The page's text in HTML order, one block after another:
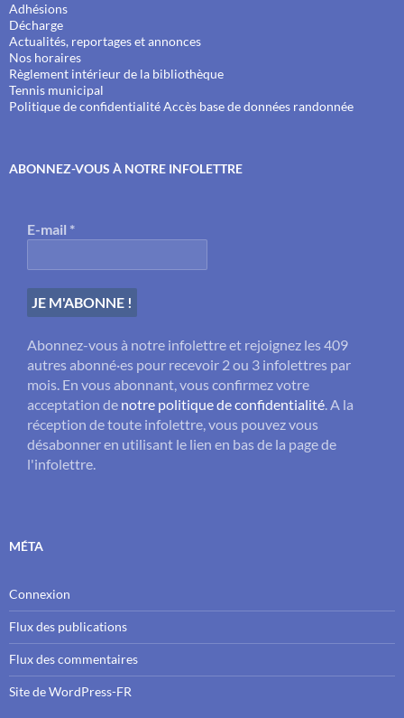
Adhésions
Décharge
Actualités, reportages et annonces
Nos horaires
Règlement intérieur de la bibliothèque
Tennis municipal
Politique de confidentialitéAccès base de données randonnée
ABONNEZ-VOUS À NOTRE INFOLETTRE
E-mail *
Abonnez-vous à notre infolettre et rejoignez les 409
autres abonné·es pour recevoir 2 ou 3 infolettres par
mois. En vous abonnant, vous confirmez votre
acceptation de notre politique de confidentialité . A la
réception de toute infolettre, vous pouvez vous
désabonner en utilisant le lien en bas de la page de
l'infolettre.
MÉTA
Connexion
Flux des publications
Flux des commentaires
Site de WordPress-FR